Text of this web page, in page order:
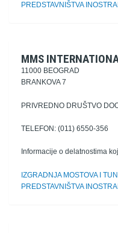
PREDSTAVNIŠTVA
MMS
11000 BEOGRAD
BRANKOVA 7
PRIVREDNO DRUŠTVO
TELEFON: (011) 6550-356
Informacije o delatnostima
IZGRADNJA MOSTOVA I
PREDSTAVNIŠTVA